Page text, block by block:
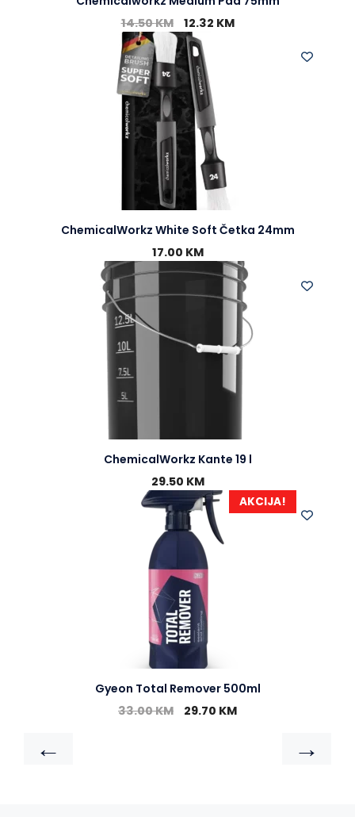
14.50KM 12.32 KM
ChemicalWorkz White Soft Četka 24mm
17.00 KM
ChemicalWorkz Kante 19 l
29.50 KM
AKCIJA!
Gyeon Total Remover 500ml
33.00KM 29.70 KM
← →